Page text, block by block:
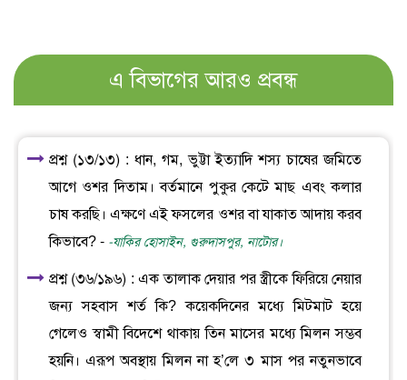
এ বিভাগের আরও প্রবন্ধ
প্রশ্ন (১৩/১৩) : ধান, গম, ভুট্টা ইত্যাদি শস্য চাষের জমিতে
আগে ওশর দিতাম। বর্তমানে পুকুর কেটে মাছ এবং কলার
চাষ করছি। এক্ষণে এই ফসলের ওশর বা যাকাত আদায় করব
কিভাবে? - -যাকির হোসাইন, গুরুদাসপুর, নাটোর।
প্রশ্ন (৩৬/১৯৬) : এক তালাক দেয়ার পর স্ত্রীকে ফিরিয়ে নেয়ার
জন্য সহবাস শর্ত কি? কয়েকদিনের মধ্যে মিটমাট হয়ে
গেলেও স্বামী বিদেশে থাকায় তিন মাসের মধ্যে মিলন সম্ভব
হয়নি। এরূপ অবস্থায় মিলন না হ’লে ৩ মাস পর নতুনভাবে